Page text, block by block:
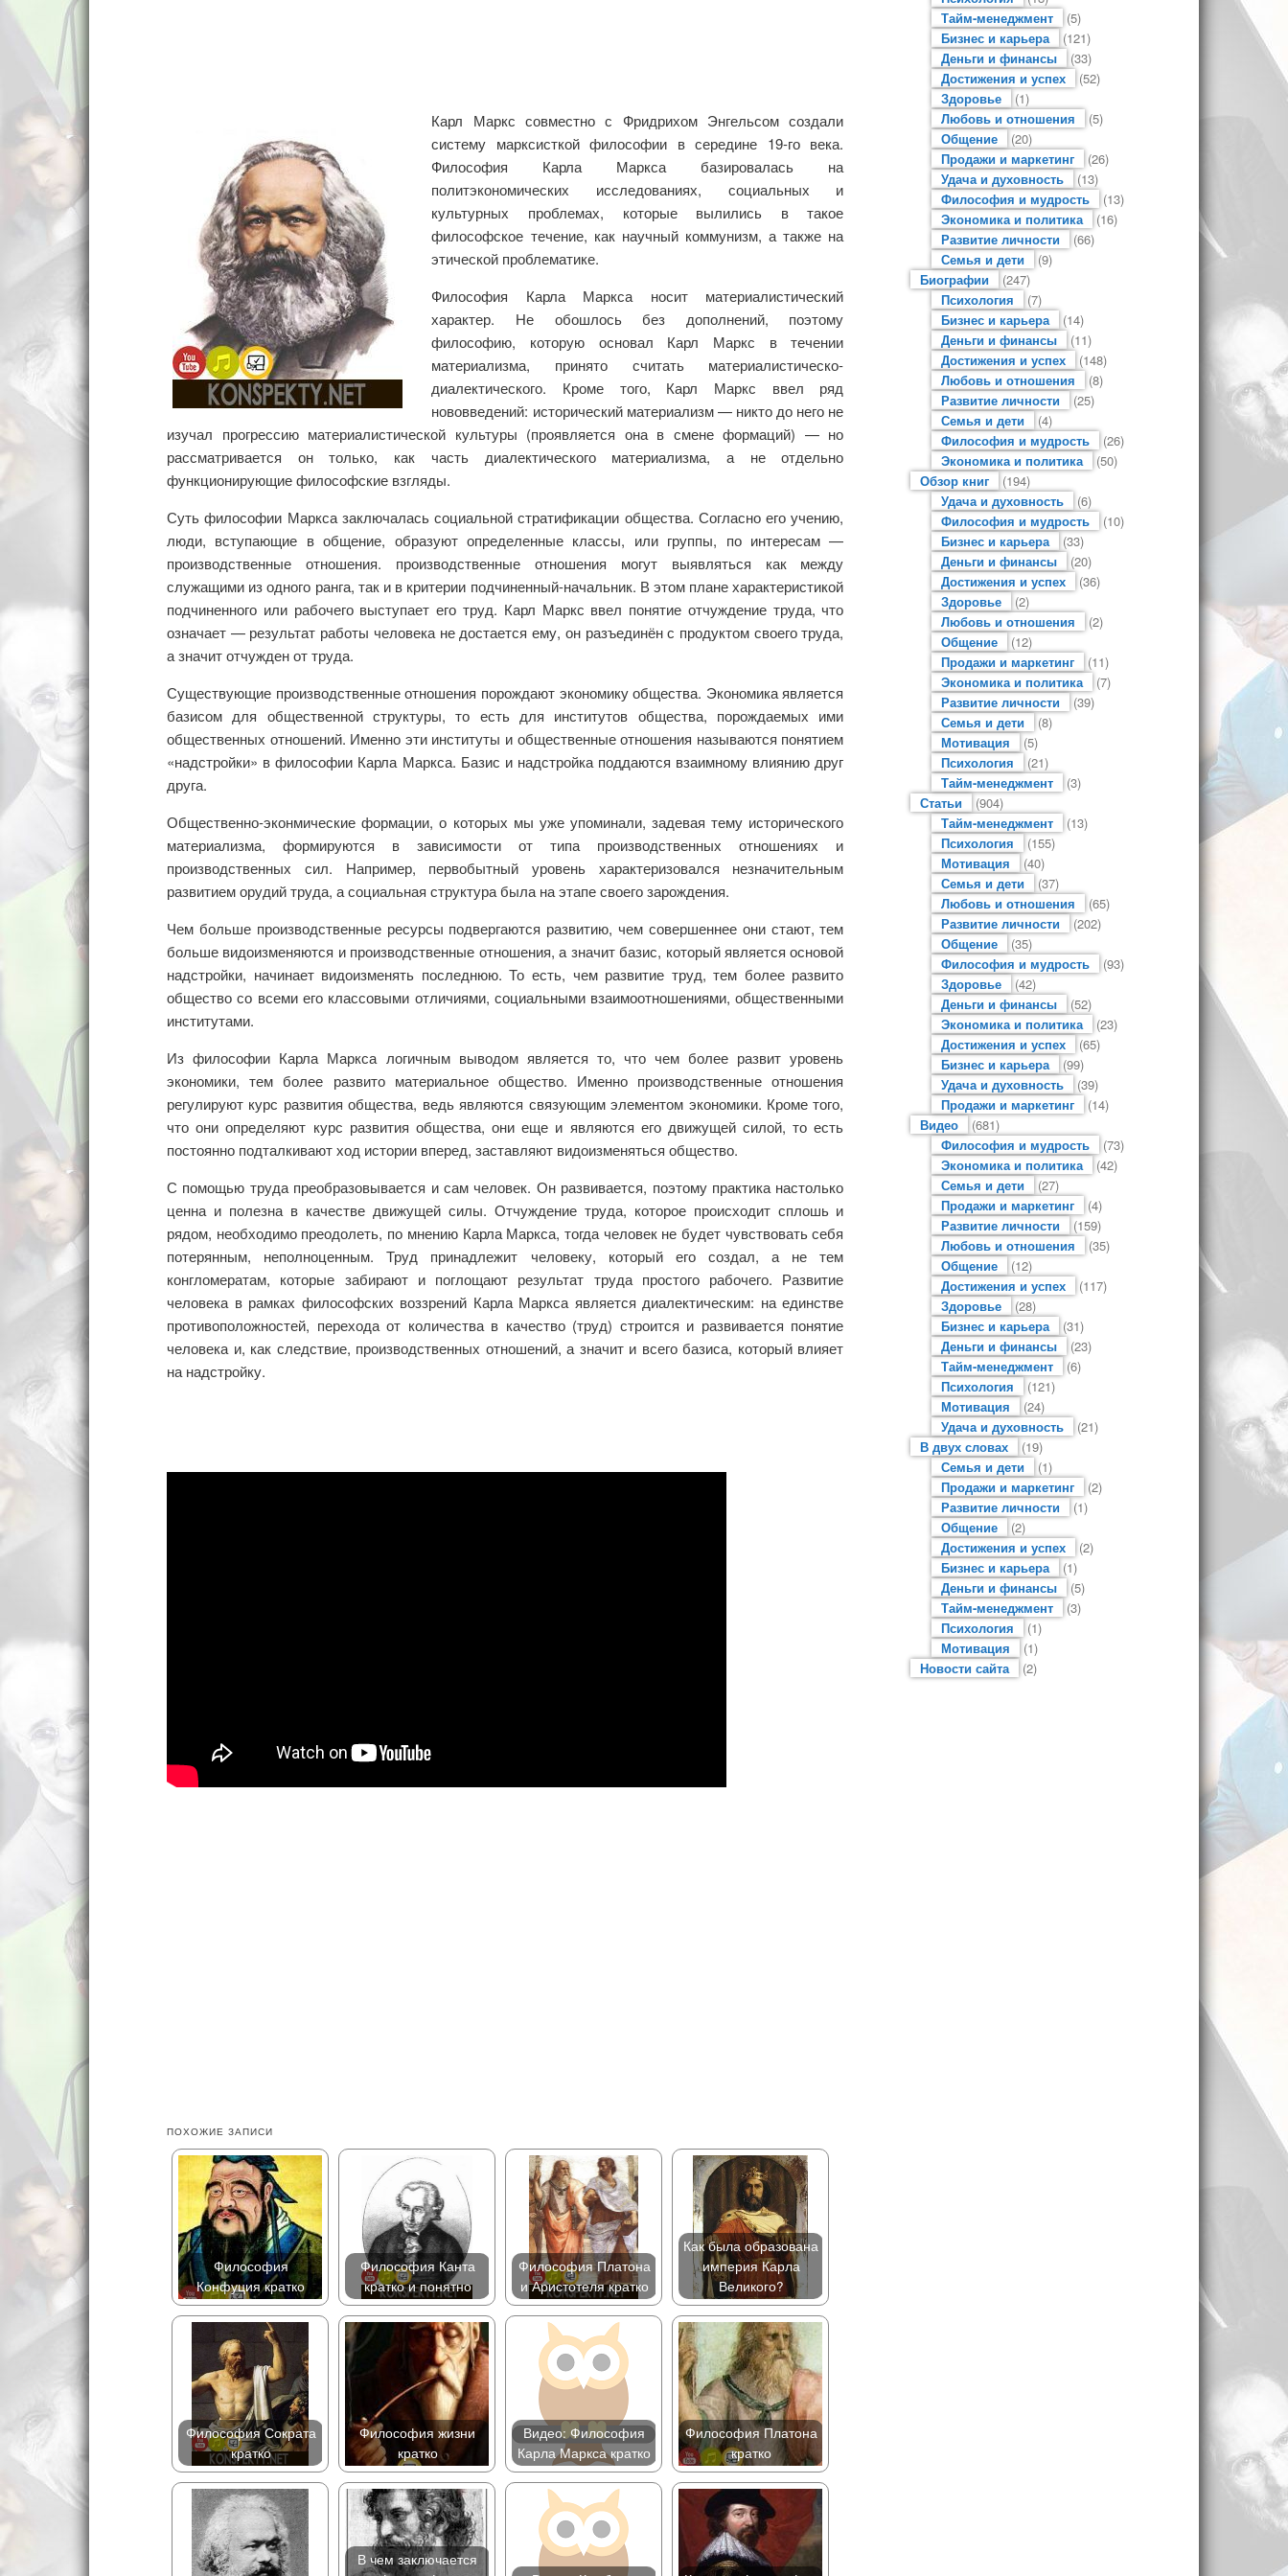
Карл Маркс совместно с Фридрихом Энгельсом создали
систему марксисткой философии в середине 19-го века.
Философия Карла Маркса базировалась на
политэкономических исследованиях, социальных и
культурных проблемах, которые вылились в такое
философское течение, как научный коммунизм, а также на
этической проблематике.
Философия Карла Маркса носит материалистический
характер. Не обошлось без дополнений, поэтому
философию, которую основал Карл Маркс в течении
материализма, принято считать материалистическо-
диалектического. Кроме того, Карл Маркс ввел ряд
нововведений: исторический материализм — никто до него не
изучал прогрессию материалистической культуры (проявляется она в смене формаций) — но
рассматривается он только, как часть диалектического материализма, а не отдельно
функционирующие философские взгляды.
Суть философии Маркса заключалась социальной стратификации общества. Согласно его учению,
люди, вступающие в общение, образуют определенные классы, или группы, по интересам —
производственные отношения. производственные отношения могут выявляться как между
служащими из одного ранга, так и в критерии подчиненный-начальник. В этом плане характеристикой
подчиненного или рабочего выступает его труд. Карл Маркс ввел понятие отчуждение труда, что
означает — результат работы человека не достается ему, он разъединён с продуктом своего труда,
а значит отчужден от труда.
Существующие производственные отношения порождают экономику общества. Экономика является
базисом для общественной структуры, то есть для институтов общества, порождаемых ими
общественных отношений. Именно эти институты и общественные отношения называются понятием
«надстройки» в философии Карла Маркса. Базис и надстройка поддаются взаимному влиянию друг
друга.
Общественно-эконмические формации, о которых мы уже упоминали, задевая тему исторического
материализма, формируются в зависимости от типа производственных отношениях и
производственных сил. Например, первобытный уровень характеризовался незначительным
развитием орудий труда, а социальная структура была на этапе своего зарождения.
Чем больше производственные ресурсы подвергаются развитию, чем совершеннее они стают, тем
больше видоизменяются и производственные отношения, а значит базис, который является основой
надстройки, начинает видоизменять последнюю. То есть, чем развитие труд, тем более развито
общество со всеми его классовыми отличиями, социальными взаимоотношениями, общественными
институтами.
Из философии Карла Маркса логичным выводом является то, что чем более развит уровень
экономики, тем более развито материальное общество. Именно производственные отношения
регулируют курс развития общества, ведь являются связующим элементом экономики. Кроме того,
что они определяют курс развития общества, они еще и являются его движущей силой, то есть
постоянно подталкивают ход истории вперед, заставляют видоизменяться общество.
С помощью труда преобразовывается и сам человек. Он развивается, поэтому практика настолько
ценна и полезна в качестве движущей силы. Отчуждение труда, которое происходит сплошь и
рядом, необходимо преодолеть, по мнению Карла Маркса, тогда человек не будет чувствовать себя
потерянным, неполноценным. Труд принадлежит человеку, который его создал, а не тем
конгломератам, которые забирают и поглощают результат труда простого рабочего. Развитие
человека в рамках философских воззрений Карла Маркса является диалектическим: на единстве
противоположностей, перехода от количества в качество (труд) строится и развивается понятие
человека и, как следствие, производственных отношений, а значит и всего базиса, который влияет
на надстройку.
ПОХОЖИЕ ЗАПИСИ
Философия
Конфуция кратко
Философия Канта
кратко и понятно
Философия Платона
и Аристотеля кратко
Как была образована
империя Карла
Великого?
Философия Сократа
кратко
Философия жизни
кратко
Видео: Философия
Карла Маркса кратко
Философия Платона
кратко
В чем заключается
Тайм-менеджмент
(5)
Бизнес и карьера
(121)
Деньги и финансы
(33)
Достижения и успех
(52)
Здоровье
(1)
Любовь и отношения
(5)
Общение
(20)
Продажи и маркетинг
(26)
Удача и духовность
(13)
Философия и мудрость
(13)
Экономика и политика
(16)
Развитие личности
(66)
Семья и дети
(9)
Биографии
(247)
Психология
(7)
Бизнес и карьера
(14)
Деньги и финансы
(11)
Достижения и успех
(148)
Любовь и отношения
(8)
Развитие личности
(25)
Семья и дети
(4)
Философия и мудрость
(26)
Экономика и политика
(50)
Обзор книг
(194)
Удача и духовность
(6)
Философия и мудрость
(10)
Бизнес и карьера
(33)
Деньги и финансы
(20)
Достижения и успех
(36)
Здоровье
(2)
Любовь и отношения
(2)
Общение
(12)
Продажи и маркетинг
(11)
Экономика и политика
(7)
Развитие личности
(39)
Семья и дети
(8)
Мотивация
(5)
Психология
(21)
Тайм-менеджмент
(3)
Статьи
(904)
Тайм-менеджмент
(13)
Психология
(155)
Мотивация
(40)
Семья и дети
(37)
Любовь и отношения
(65)
Развитие личности
(202)
Общение
(35)
Философия и мудрость
(93)
Здоровье
(42)
Деньги и финансы
(52)
Экономика и политика
(23)
Достижения и успех
(65)
Бизнес и карьера
(99)
Удача и духовность
(39)
Продажи и маркетинг
(14)
Видео
(681)
Философия и мудрость
(73)
Экономика и политика
(42)
Семья и дети
(27)
Продажи и маркетинг
(4)
Развитие личности
(159)
Любовь и отношения
(35)
Общение
(12)
Достижения и успех
(117)
Здоровье
(28)
Бизнес и карьера
(31)
Деньги и финансы
(23)
Тайм-менеджмент
(6)
Психология
(121)
Мотивация
(24)
Удача и духовность
(21)
В двух словах
(19)
Семья и дети
(1)
Продажи и маркетинг
(2)
Развитие личности
(1)
Общение
(2)
Достижения и успех
(2)
Бизнес и карьера
(1)
Деньги и финансы
(5)
Тайм-менеджмент
(3)
Психология
(1)
Мотивация
(1)
Новости сайта
(2)